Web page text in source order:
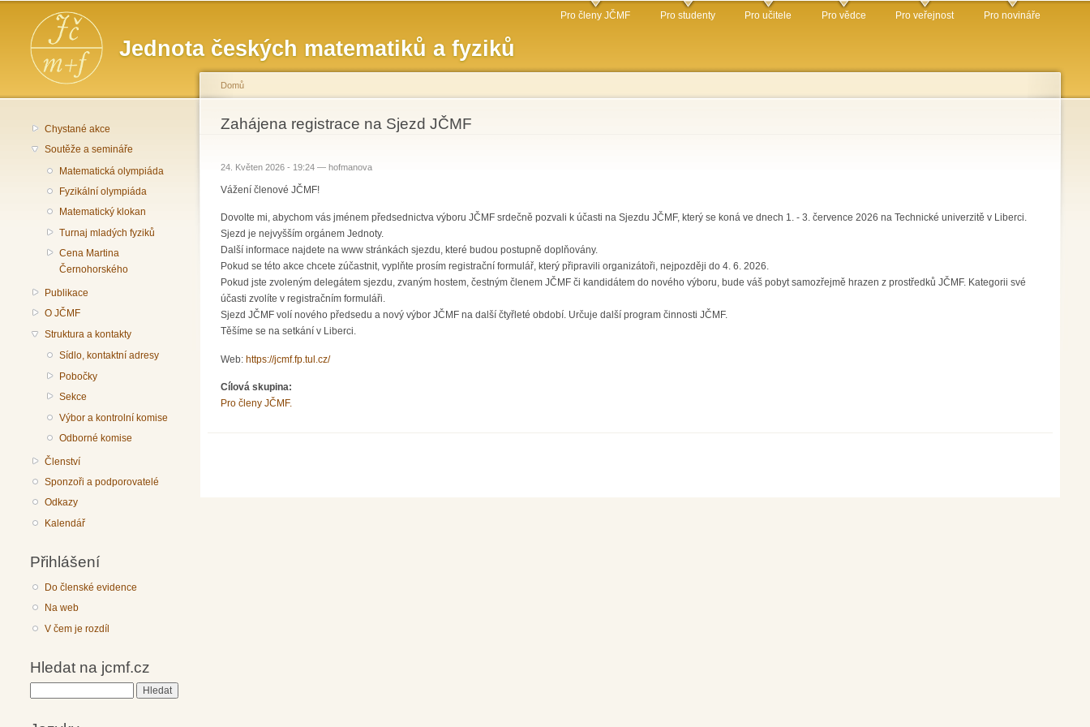
obsahu
Jednota českých matematiků a fyziků
Hlavní menu Pro členy JČMF Pro studenty Pro učitele Pro vědce Pro veřejnost Pro novináře
Chystané akce
Soutěže a semináře
Matematická olympiáda
Fyzikální olympiáda
Matematický klokan
Turnaj mladých fyziků
Cena Martina
Černohorského
Publikace
O JČMF
Struktura a kontakty
Sídlo, kontaktní adresy
Pobočky
Sekce
Výbor a kontrolní komise
Odborné komise
Členství
Sponzoři a podporovatelé
Odkazy
Kalendář
Přihlášení
Do členské evidence
Na web
V čem je rozdíl
Hledat na jcmf.cz
Jste zde
Domů
Zahájena registrace na Sjezd JČMF
24. Květen 2026 - 19:24 — hofmanova
Vážení členové JČMF!
Dovolte mi, abychom vás jménem předsednictva výboru JČMF srdečně pozvali k účasti na Sjezdu JČMF, který se koná ve dnech 1. - 3. července 2026 na Technické univerzitě v Liberci.
Sjezd je nejvyšším orgánem Jednoty.
Další informace najdete na www stránkách sjezdu, které budou postupně doplňovány.
Pokud se této akce chcete zúčastnit, vyplňte prosím registrační formulář, který připravili organizátoři, nejpozději do 4. 6. 2026.
Pokud jste zvoleným delegátem sjezdu, zvaným hostem, čestným členem JČMF či kandidátem do nového výboru, bude váš pobyt samozřejmě hrazen z prostředků JČMF. Kategorii své
účasti zvolíte v registračním formuláři.
Sjezd JČMF volí nového předsedu a nový výbor JČMF na další čtyřleté období. Určuje další program činnosti JČMF.
Těšíme se na setkání v Liberci.
Web: https://jcmf.fp.tul.cz/
Cílová skupina:
Pro členy JČMF.